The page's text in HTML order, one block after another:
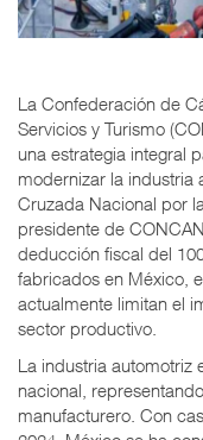
La Confederación de
Servicios y Turismo
una estrategia integral
modernizar la industria
Cruzada Nacional por
presidente de
deducción fiscal del
fabricados en México,
actualmente limitan el
sector productivo.
La industria automotriz
nacional,
manufacturero. Con